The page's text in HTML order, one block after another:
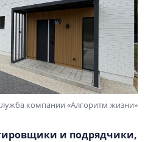
компании «Алгоритм жизни»
и подрядчики,